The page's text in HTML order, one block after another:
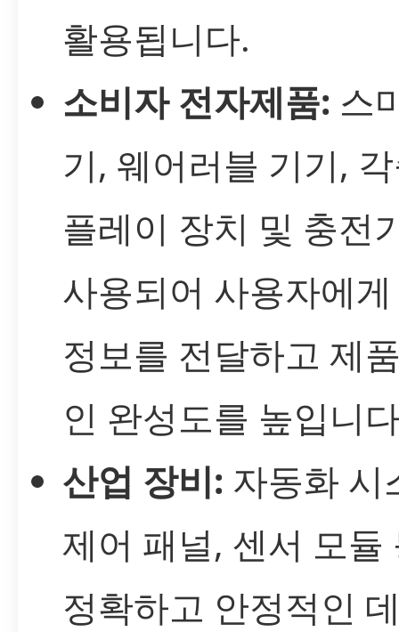
활용됩니다.
소비자 전자제품: 스
기, 웨어러블 기기,
플레이 장치 및 충전
사용되어 사용자에
정보를 전달하고 제
인 완성도를 높입니
산업 장비: 자동화 시
제어 패널, 센서 모듈
정확하고 안정적인